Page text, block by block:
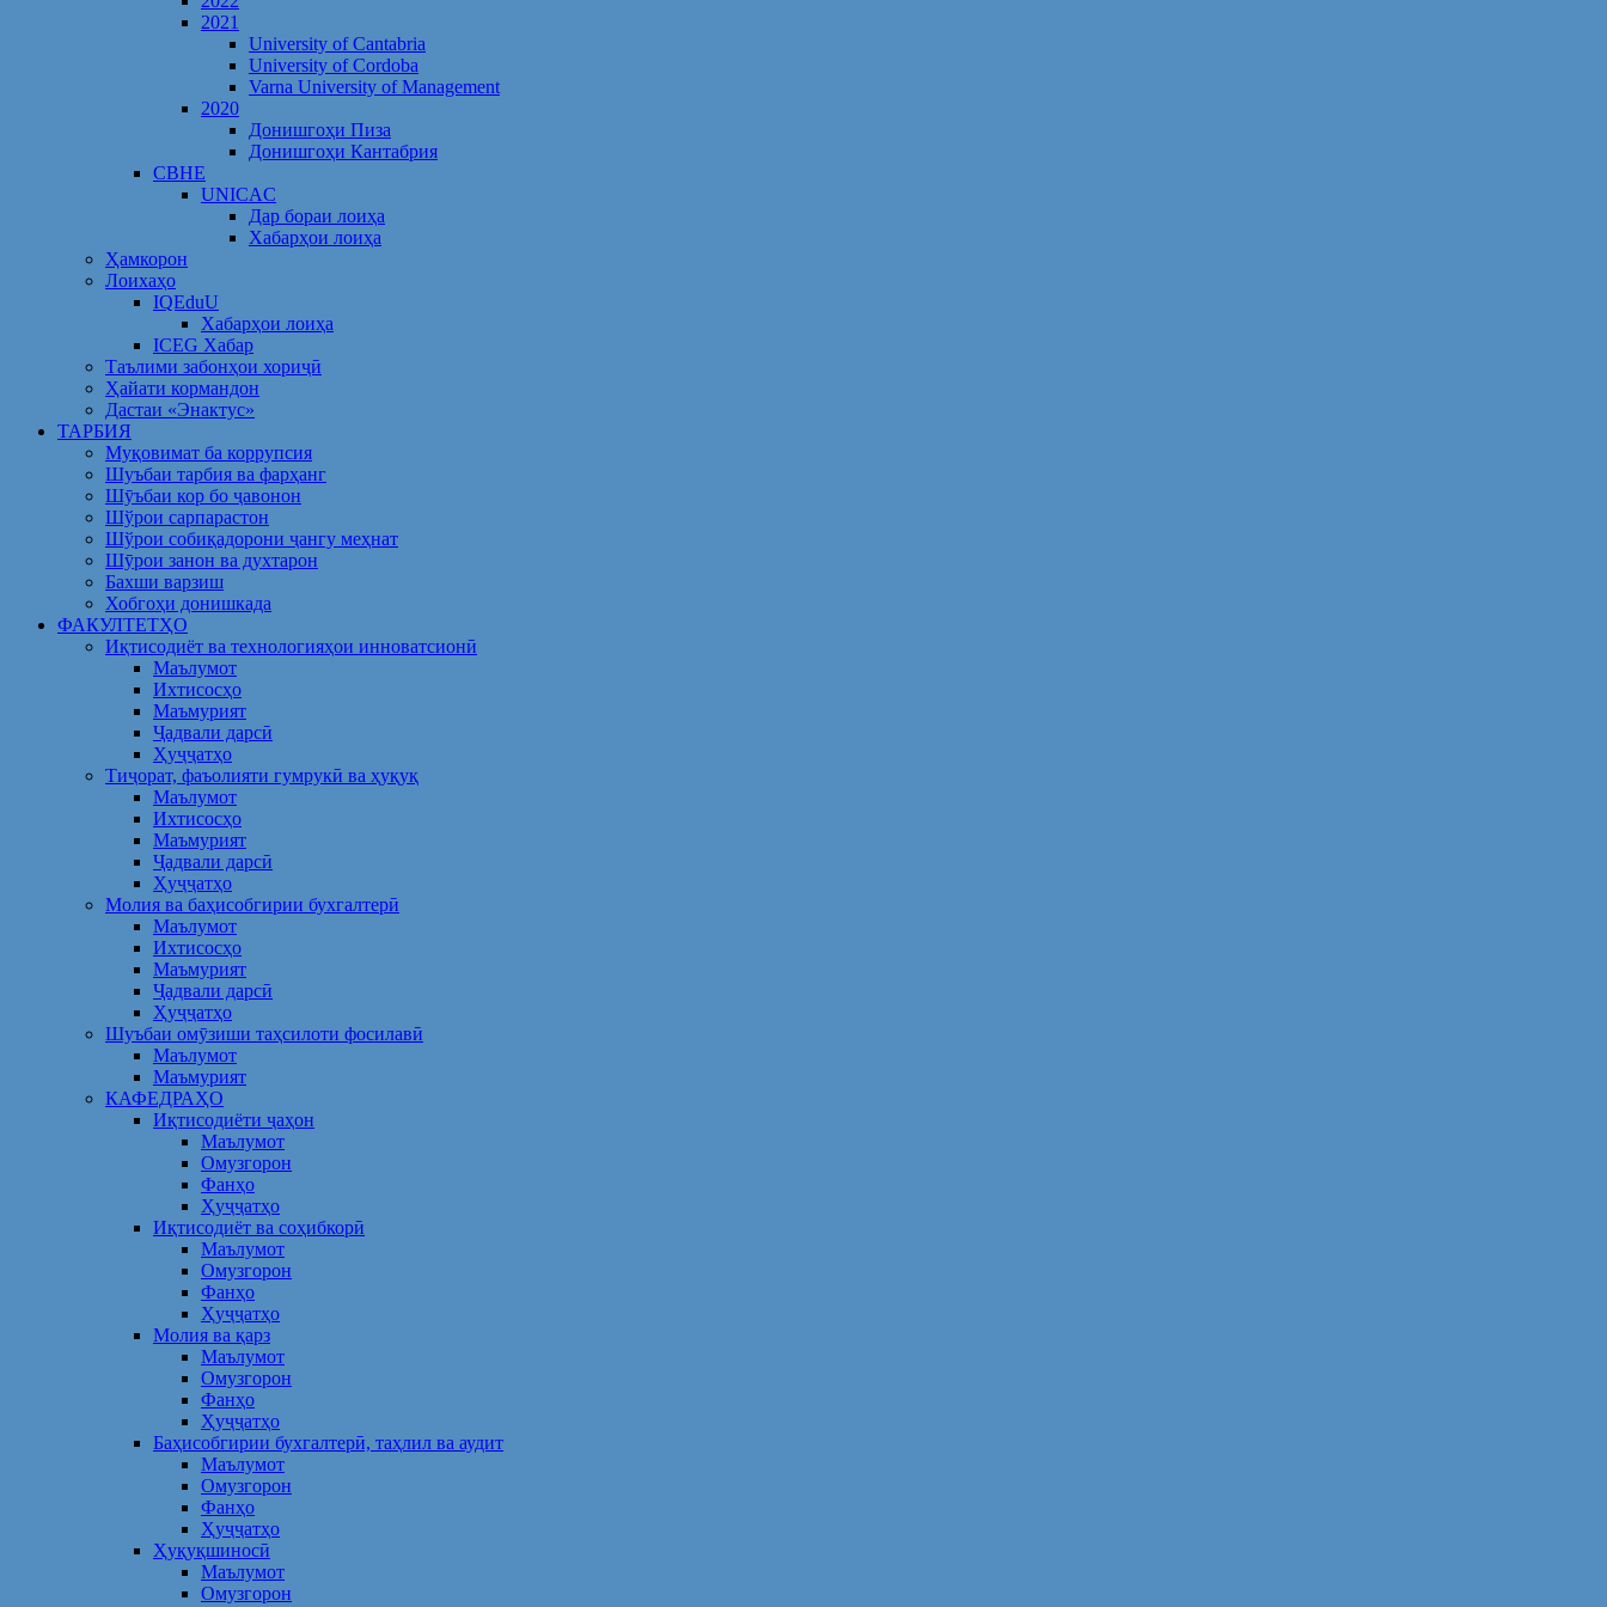
2021
University of Cantabria
University of Cordoba
Varna University of Management
2020
Донишгоҳи Пиза
Донишгоҳи Кантабрия
CBHE
UNICAC
Дар бораи лоиҳа
Хабарҳои лоиҳа
Ҳамкорон
Лоихаҳо
IQEduU
Хабарҳои лоиҳа
ICEG Хабар
Таълими забонҳои хориҷӣ
Ҳайати кормандон
Дастаи «Энактус»
ТАРБИЯ
Муқовимат ба коррупсия
Шуъбаи тарбия ва фарҳанг
Шӯъбаи кор бо ҷавонон
Шўрои сарпарастон
Шўрои собиқадорони ҷангу меҳнат
Шӯрои занон ва духтарон
Бахши варзиш
Хобгоҳи донишкада
ФАКУЛТЕТҲО
Иқтисодиёт ва технологияҳои инноватсионӣ
Маълумот
Ихтисосҳо
Маъмурият
Ҷадвали дарсӣ
Ҳуҷҷатҳо
Тиҷорат, фаъолияти гумрукӣ ва ҳуқуқ
Маълумот
Ихтисосҳо
Маъмурият
Ҷадвали дарсӣ
Ҳуҷҷатҳо
Молия ва баҳисобгирии бухгалтерӣ
Маълумот
Ихтисосҳо
Маъмурият
Ҷадвали дарсӣ
Ҳуҷҷатҳо
Шуъбаи омӯзиши таҳсилоти фосилавӣ
Маълумот
Маъмурият
КАФЕДРАҲО
Иқтисодиёти ҷаҳон
Маълумот
Омузгорон
Фанҳо
Ҳуҷҷатҳо
Иқтисодиёт ва соҳибкорӣ
Маълумот
Омузгорон
Фанҳо
Ҳуҷҷатҳо
Молия ва қарз
Маълумот
Омузгорон
Фанҳо
Ҳуҷҷатҳо
Баҳисобгирии бухгалтерӣ, таҳлил ва аудит
Маълумот
Омузгорон
Фанҳо
Ҳуҷҷатҳо
Ҳуқуқшиносӣ
Маълумот
Омузгорон